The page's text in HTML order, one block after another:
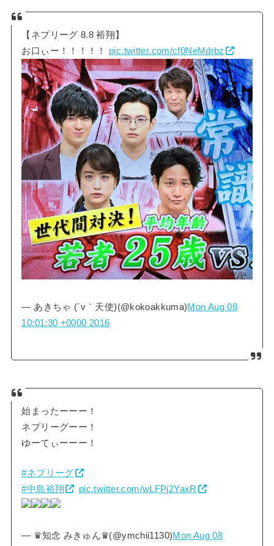
【ネプリーグ 8.8 裕翔】
お口ぃー！！！！！ pic.twitter.com/cf0NeMdrbz
— あきちゃ (´v｀天使)(@kokoakkuma)Mon Aug 08
10:01:30 +0000 2016
始まったーーー！
ネプリーグーー！
ゆーてぃーーー！
#ネプリーグ
#中島裕翔
pic.twitter.com/wLFPj2YaxR
— ♛知念 みきゅん♛(@ymchii1130)Mon Aug 08